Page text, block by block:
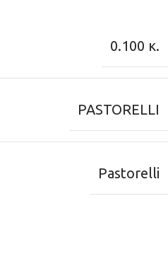
0.100 κ.
PASTORELLI
Pastorelli